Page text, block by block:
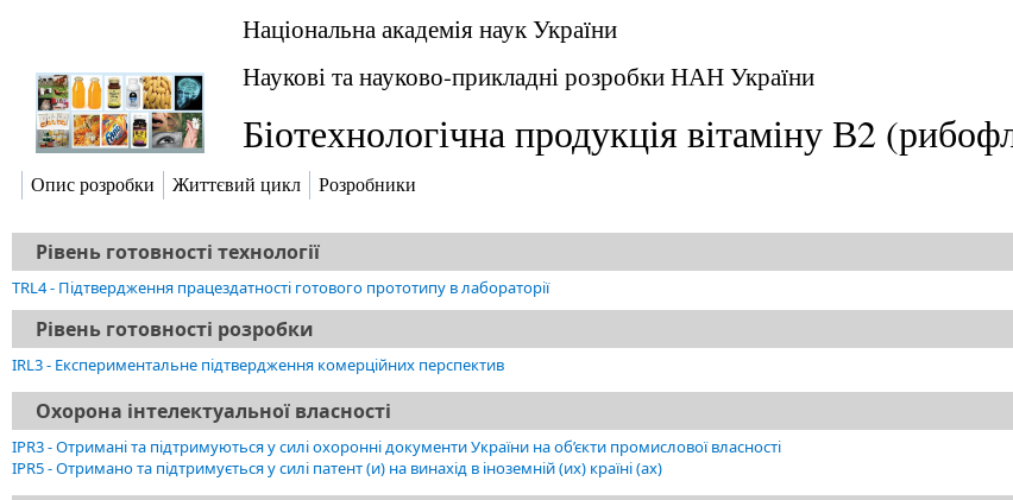
Національна академія наук України
Наукові та науково-прикладні розробки НАН України
Біотехнологічна продукція вітаміну В2
Опис розробки Життєвий цикл Розробники
Рівень готовності технології
TRL4 - Підтвердження працездатності готового прототипу в лабораторії
Рівень готовності розробки
IRL3 - Експериментальне підтвердження комерційних перспектив
Охорона інтелектуальної власності
IPR3 - Отримані та підтримуються у силі охоронні документи України на об’єкти промислової власності
IPR5 - Отримано та підтримується у силі патент (и) на винахід в іноземній (их) країні (ах)